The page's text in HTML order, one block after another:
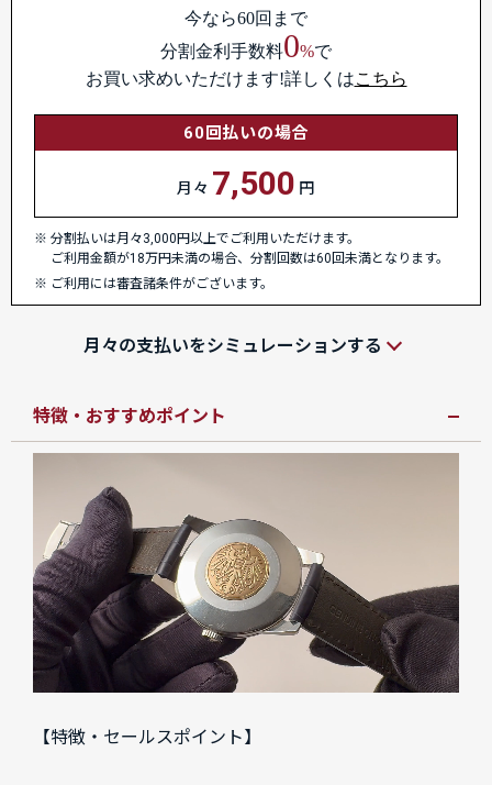
今なら60回まで
分割金利手数料0%で
お買い求めいただけます!詳しくはこちら
60回払いの場合
月々 7,500 円
分割払いは月々3,000円以上でご利用いただけます。
ご利用金額が18万円未満の場合、分割回数は60回未満となります。
ご利用には審査諸条件がございます。
月々の支払いをシミュレーションする
特徴・おすすめポイント
【特徴・セールスポイント】